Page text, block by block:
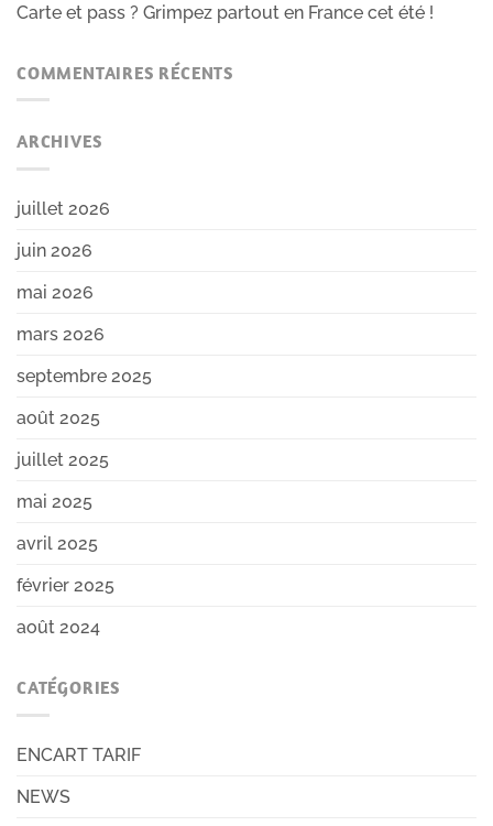
Carte et pass ? Grimpez partout en France cet été !
COMMENTAIRES RÉCENTS
ARCHIVES
juillet 2026
juin 2026
mai 2026
mars 2026
septembre 2025
août 2025
juillet 2025
mai 2025
avril 2025
février 2025
août 2024
CATÉGORIES
ENCART TARIF
NEWS